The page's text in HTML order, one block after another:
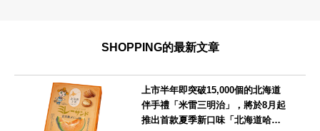
SHOPPING的最新文章
上市半年即突破15,000個的北海道
伴手禮「米雷三明治」，將於8月起
推出首款夏季新口味「北海道哈密